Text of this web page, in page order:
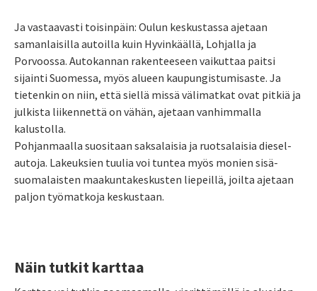
Ja vastaavasti toisinpäin: Oulun keskustassa ajetaan
samanlaisilla autoilla kuin Hyvinkäällä, Lohjalla ja
Porvoossa. Autokannan rakenteeseen vaikuttaa paitsi
sijainti Suomessa, myös alueen kaupungistumisaste. Ja
tietenkin on niin, että siellä missä välimatkat ovat pitkiä ja
julkista liikennettä on vähän, ajetaan vanhimmalla
kalustolla.
Pohjanmaalla suositaan saksalaisia ja ruotsalaisia diesel-
autoja. Lakeuksien tuulia voi tuntea myös monien sisä-
suomalaisten maakuntakeskusten liepeillä, joilta ajetaan
paljon työmatkoja keskustaan.
Näin tutkit karttaa